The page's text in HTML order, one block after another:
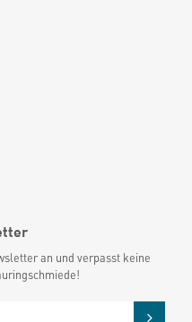
an und verpasst keine